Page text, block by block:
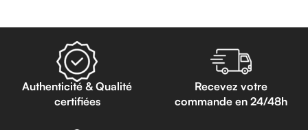
Authenticité & Qualité
certifiées
Recevez votre
commande en 24/48h